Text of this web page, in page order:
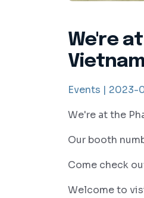
We're
Events | 2023-
We're at the
Our booth
Come check
Welcome to